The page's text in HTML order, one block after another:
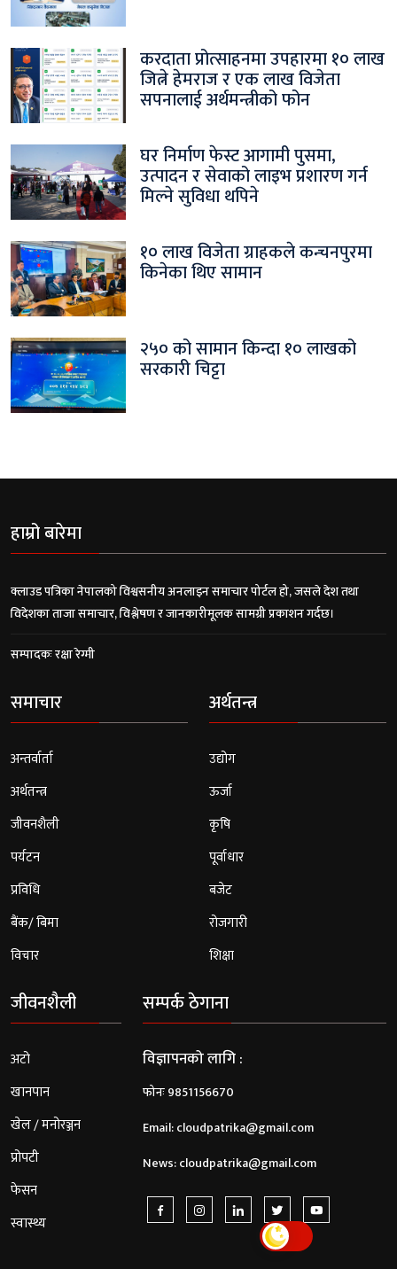
करदाता प्रोत्साहनमा उपहारमा १० लाख
जित्ने हेमराज र एक लाख विजेता
सपनालाई अर्थमन्त्रीको फोन
घर निर्माण फेस्ट आगामी पुसमा,
उत्पादन र सेवाको लाइभ प्रशारण गर्न
मिल्ने सुविधा थपिने
१० लाख विजेता ग्राहकले कन्चनपुरमा
किनेका थिए सामान
२५० को सामान किन्दा १० लाखको
सरकारी चिट्टा
हाम्रो बारेमा
क्लाउड पत्रिका नेपालको विश्वसनीय अनलाइन समाचार पोर्टल हो, जसले देश तथा
विदेशका ताजा समाचार, विश्लेषण र जानकारीमूलक सामग्री प्रकाशन गर्दछ।
सम्पादकः रक्षा रेग्मी
समाचार
अन्तर्वार्ता
अर्थतन्त्र
जीवनशैली
पर्यटन
प्रविधि
बैंक/ बिमा
विचार
अर्थतन्त्र
उद्योग
ऊर्जा
कृषि
पूर्वाधार
बजेट
रोजगारी
शिक्षा
जीवनशैली
अटो
खानपान
खेल / मनोरञ्जन
प्रोपटी
फेसन
स्वास्थ्य
सम्पर्क ठेगाना
विज्ञापनको लागि :
फोनः 9851156670
Email:cloudpatrika@gmail.com
News:cloudpatrika@gmail.com